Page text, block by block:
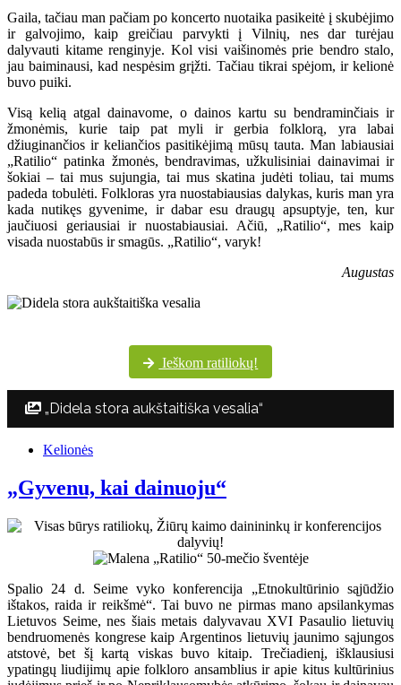
Gaila, tačiau man pačiam po koncerto nuotaika pasikeitė į skubėjimo
ir galvojimo, kaip greičiau parvykti į Vilnių, nes dar turėjau
dalyvauti kitame renginyje. Kol visi vaišinomės prie bendro stalo,
jau baiminausi, kad nespėsim grįžti. Tačiau tikrai spėjom, ir kelionė
buvo puiki.
Visą kelią atgal dainavome, o dainos kartu su bendraminčiais ir
žmonėmis, kurie taip pat myli ir gerbia folklorą, yra labai
džiuginančios ir keliančios pasitikėjimą mūsų tauta. Man labiausiai
„Ratilio“ patinka žmonės, bendravimas, užkulisiniai dainavimai ir
šokiai – tai mus sujungia, tai mus skatina judėti toliau, tai mums
padeda tobulėti. Folkloras yra nuostabiausias dalykas, kuris man yra
kada nutikęs gyvenime, ir dabar esu draugų apsuptyje, ten, kur
jaučiuosi geriausiai ir nuostabiausiai. Ačiū, „Ratilio“, mes kaip
visada nuostabūs ir smagūs. „Ratilio“, varyk!
Augustas
Ieškom ratiliokų!
„Didela stora aukštaitiška vesalia“
Kelionės
„Gyvenu, kai dainuoju“
Spalio 24 d. Seime vyko konferencija „Etnokultūrinio sąjūdžio
ištakos, raida ir reikšmė“. Tai buvo ne pirmas mano apsilankymas
Lietuvos Seime, nes šiais metais dalyvavau XVI Pasaulio lietuvių
bendruomenės kongrese kaip Argentinos lietuvių jaunimo sąjungos
atstovė, bet šį kartą viskas buvo kitaip. Trečiadienį, išklausiusi
ypatingų liudijimų apie folkloro ansamblius ir apie kitus kultūrinius